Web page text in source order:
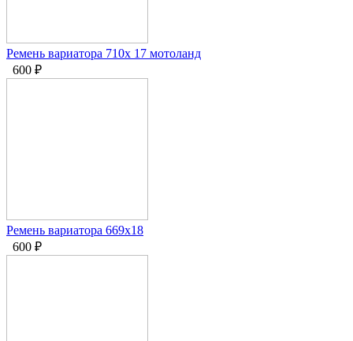
Ремень вариатора 710х 17 мотоланд
600 ₽
Ремень вариатора 669x18
600 ₽